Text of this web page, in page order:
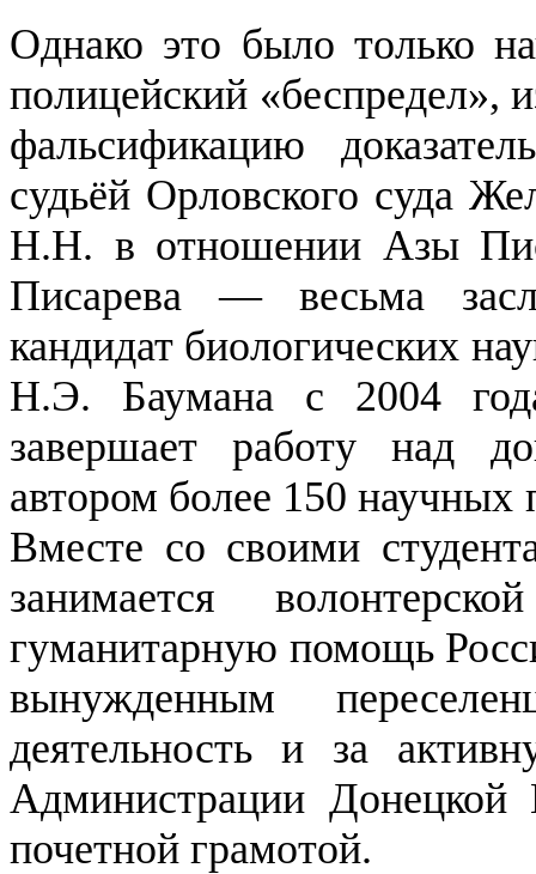
Однако это было только
полицейский
фальсификацию
судьёй Орловского суда
Н.Н. в отношении Азы
Писарева — весьма
кандидат биологических
Н.Э. Баумана с 2004
завершает работу над
автором более 150
Вместе со своими
занимается
гуманитарную помощь
вынужденным
деятельность и за
Администрации Донецкой
почетной грамотой.